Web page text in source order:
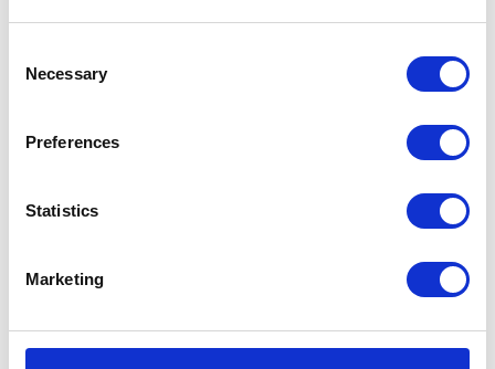
Selection
Necessary
Preferences
Statistics
Marketing
Lislefjødd og Auversvatn. Det er gratis å parkere her.
Hovden langrennsarena
parkeringsplass. Denne ligger rett ved løypa og det er
normalt gratis å parkere her (bortsett fra under store
Parkering Hovden Alpinsenter